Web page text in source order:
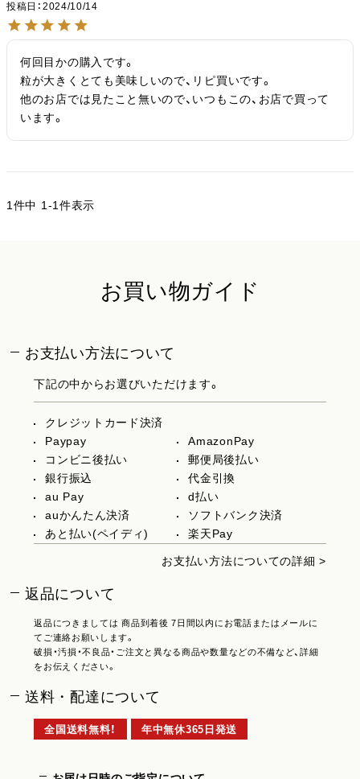
投稿日
2024/10/14
何回目かの購入です。
粒が大きくとても美味しいので、リピ買いです。
他のお店では見たこと無いので、いつもこの、お店で買って
います。
1件中 1-1件表示
お買い物ガイド
お支払い方法について
下記の中からお選びいただけます。
クレジットカード決済
Paypay
AmazonPay
コンビニ後払い
郵便局後払い
銀行振込
代金引換
au Pay
d払い
auかんたん決済
ソフトバンク決済
あと払い(ペイディ)
楽天Pay
お支払い方法についての詳細 >
返品について
返品につきましては 商品到着後 7日間以内にお電話またはメールに
てご連絡お願いします。
破損・汚損・不良品・ご注文と異なる商品や数量などの不備など、詳細
をお伝えください。
送料・配達について
全国送料無料！ 年中無休365日発送